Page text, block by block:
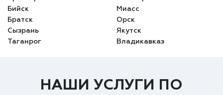
Бийск
Миасс
Братск
Орск
Сызрань
Якутск
Таганрог
Владикавказ
НАШИ УСЛУГИ ПО